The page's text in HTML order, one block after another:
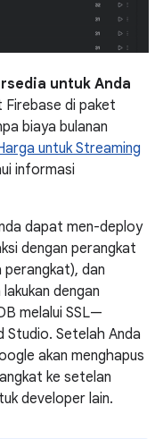
untuk Anda
di paket
biaya bulanan
untuk Streaming
informasi
dapat men-deploy
dengan perangkat
dan
dengan
melalui SSL—
Studio. Setelah Anda
akan menghapus
ke setelan
developer lain.